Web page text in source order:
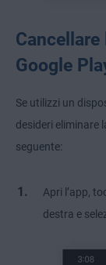
Google
Se utilizzi un
desideri eliminare
seguente:
Apri l’app,
destra e